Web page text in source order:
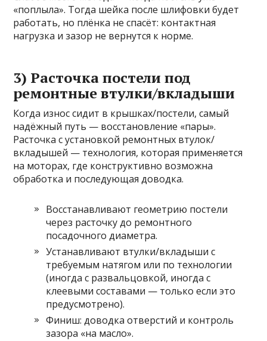
«поплыла». Тогда шейка после шлифовки будет
работать, но плёнка не спасёт: контактная
нагрузка и зазор не вернутся к норме.
3) Расточка постели под
ремонтные втулки/вкладыши
Когда износ сидит в крышках/постели, самый
надёжный путь — восстановление «пары».
Расточка с установкой ремонтных втулок/
вкладышей — технология, которая применяется
на моторах, где конструктивно возможна
обработка и последующая доводка.
Восстанавливают геометрию постели
через расточку до ремонтного
посадочного диаметра.
Устанавливают втулки/вкладыши с
требуемым натягом или по технологии
(иногда с развальцовкой, иногда с
клеевыми составами — только если это
предусмотрено).
Финиш: доводка отверстий и контроль
зазора «на масло».